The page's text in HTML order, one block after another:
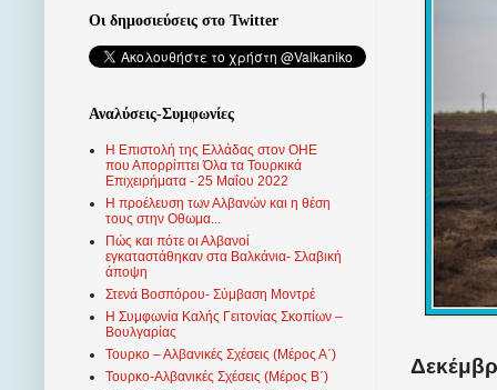
Οι δημοσιεύσεις στο Twitter
Αναλύσεις-Συμφωνίες
Η Επιστολή της Ελλάδας στον ΟΗΕ
που Απορρίπτει Όλα τα Τουρκικά
Επιχειρήματα - 25 Μαΐου 2022
Η προέλευση των Αλβανών και η θέση
τους στην Οθωμα...
Πώς και πότε οι Αλβανοί
εγκαταστάθηκαν στα Βαλκάνια- Σλαβική
άποψη
Στενά Βοσπόρου- Σύμβαση Μοντρέ
Η Συμφωνία Καλής Γειτονίας Σκοπίων –
Βουλγαρίας
Τουρκο – Αλβανικές Σχέσεις (Mέρος Α΄)
Τουρκο-Αλβανικές Σχέσεις (Μέρος Β΄)